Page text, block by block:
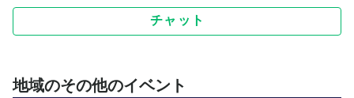
チャット
地域のその他のイベント